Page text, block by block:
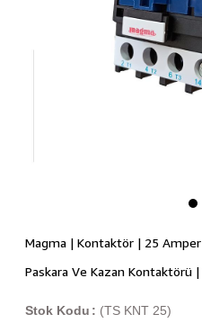
Magma | Kontaktör | 25
Paskara Ve Kazan Kontaktörü
(TS KNT 25)
Stok Kodu